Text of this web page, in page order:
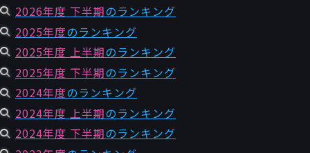
2026年度 下半期のランキング
2025年度のランキング
2025年度 上半期のランキング
2025年度 下半期のランキング
2024年度のランキング
2024年度 上半期のランキング
2024年度 下半期のランキング